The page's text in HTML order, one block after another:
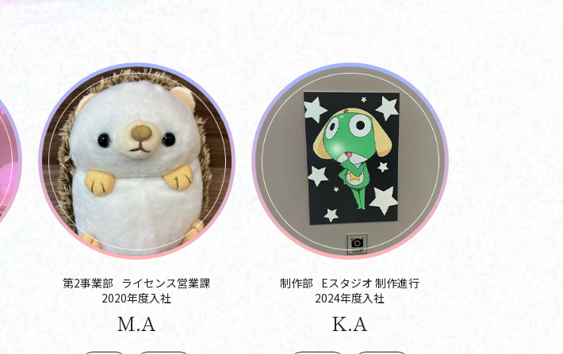
第2事業部 ライセンス営業課
2020年度入社
M.A
制作部 Eスタジオ 制作進行
2024年度入社
K.A